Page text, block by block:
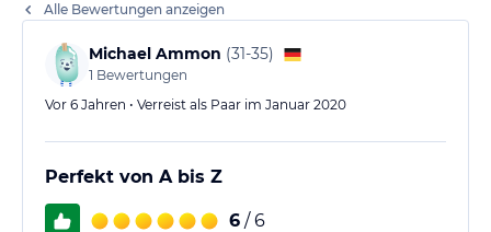
Alle Bewertungen anzeigen
Michael Ammon (31-35)
1 Bewertungen
Vor 6 Jahren • Verreist als Paar im Januar 2020
Perfekt von A bis Z
6 / 6